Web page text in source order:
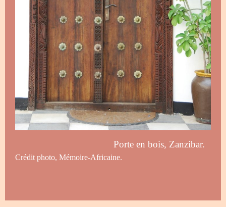
Porte en bois, Zanzibar.
Crédit photo, Mémoire-Africaine.